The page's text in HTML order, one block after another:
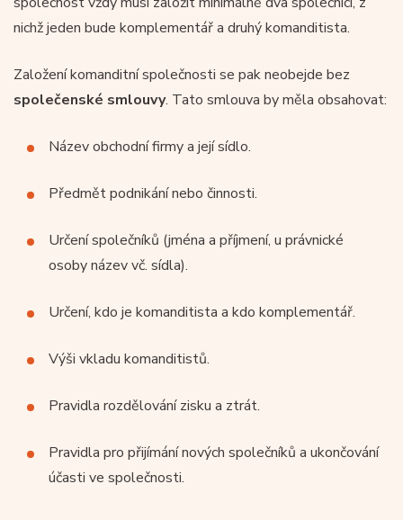
nichž jeden bude komplementář a druhý komanditista.
Založení komanditní společnosti se pak neobejde bez
společenské smlouvy. Tato smlouva by měla obsahovat:
Název obchodní firmy a její sídlo.
Předmět podnikání nebo činnosti.
Určení společníků (jména a příjmení, u právnické
osoby název vč. sídla).
Určení, kdo je komanditista a kdo komplementář.
Výši vkladu komanditistů.
Pravidla rozdělování zisku a ztrát.
Pravidla pro přijímání nových společníků a ukončování
účasti ve společnosti.